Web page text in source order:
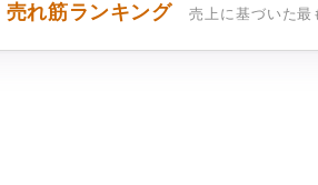
売れ筋ランキング 売上に基づいた最